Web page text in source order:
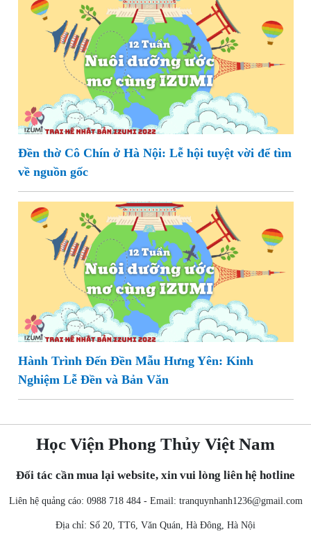
Đền thờ Cô Chín ở Hà Nội: Lễ hội tuyệt vời để tìm
về nguồn gốc
Hành Trình Đến Đền Mẫu Hưng Yên: Kinh
Nghiệm Lễ Đền và Bản Văn
Học Viện Phong Thủy Việt Nam
Đối tác cần mua lại website, xin vui lòng liên hệ hotline
Liên hệ quảng cáo: 0988 718 484 - Email: tranquynhanh1236@gmail.com
Địa chỉ: Số 20, TT6, Văn Quán, Hà Đông, Hà Nội